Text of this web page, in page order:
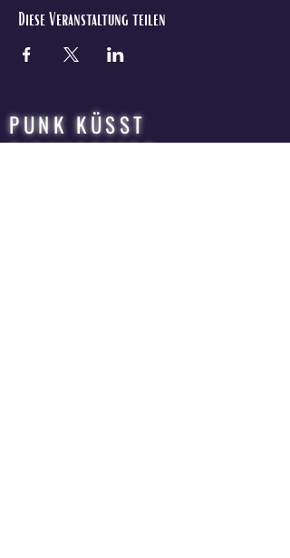
Diese Veranstaltung teilen
PUNK KÜSST
ZIRKUSPFERD